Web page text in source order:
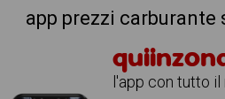
app prezzi carburante
l'app con tutto